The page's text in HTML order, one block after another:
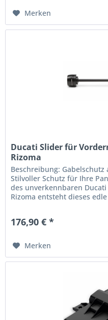
Merken
Ducati Slider für
Rizoma
Beschreibung:
Stilvoller Schutz für Ihre
des unverkennbaren
Rizoma entsteht dieses
176,90 € *
Merken